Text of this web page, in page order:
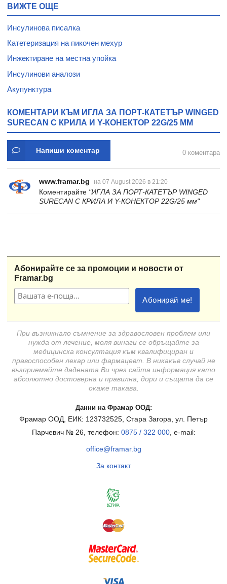
ВИЖТЕ ОЩЕ
Инсулинова писалка
Катетеризация на пикочен мехур
Инжектиране на местна упойка
Инсулинови аналози
Акупунктура
КОМЕНТАРИ КЪМ ИГЛА ЗА ПОРТ-КАТЕТЪР WINGED
SURECAN С КРИЛА И Y-КОНЕКТОР 22G/25 ММ
Напиши коментар 0 коментара
www.framar.bg на 07 August 2026 в 21:20
Коментирайте "ИГЛА ЗА ПОРТ-КАТЕТЪР WINGED
SURECAN С КРИЛА И Y-КОНЕКТОР 22G/25 мм"
Абонирайте се за промоции и новости от
Framar.bg
При възникнало съмнение за здравословен проблем или
нужда от лечение, моля винаги се обръщайте за
медицинска консултация към квалифициран и
правоспособен лекар или фармацевт. В никакъв случай не
възприемайте дадената Ви чрез сайта информация като
абсолютно достоверна и правилна, дори и същата да се
окаже такава.
Данни на Фрамар ООД:
Фрамар ООД, ЕИК: 123732525, Стара Загора, ул. Петър
Парчевич № 26, телефон: 0875 / 322 000, e-mail:
office@framar.bg
За контакт